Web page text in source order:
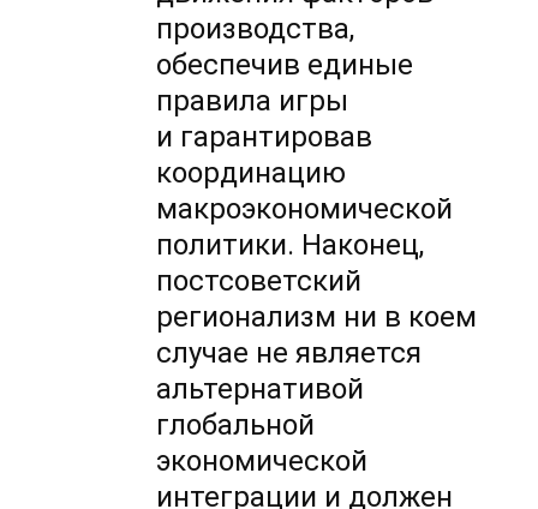
производства,
обеспечив единые
правила игры
и гарантировав
координацию
макроэкономической
политики. Наконец,
постсоветский
регионализм ни в коем
случае не является
альтернативой
глобальной
экономической
интеграции и должен